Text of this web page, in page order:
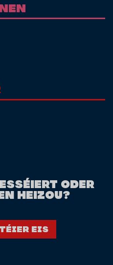
ODER
HEIZOU?
eis